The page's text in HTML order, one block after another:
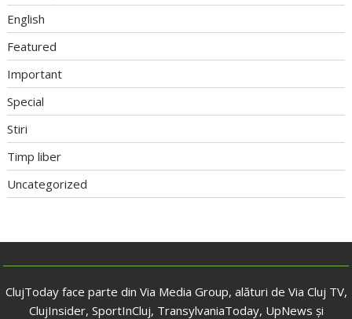
English
Featured
Important
Special
Stiri
Timp liber
Uncategorized
ClujToday face parte din Via Media Group, alături de Via Cluj TV,
ClujInsider, SportInCluj, TransylvaniaToday, UpNews și